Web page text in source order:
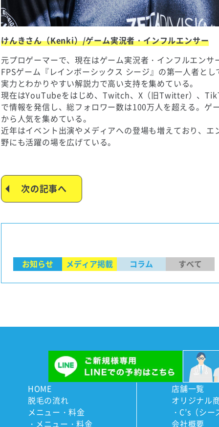
けんきさん（Kenki）/ゲーム実況者・インフルエンサー
元プロゲーマーで、現在はゲーム実況者・インフルエンサ
FPSゲーム『レインボーシックス シージ』の第一人者と
実力とわかりやすい解説力で高い支持を集めている。
現在はYouTubeをはじめ、Twitch、X（旧Twitter）、
で情報を発信し、総フォロワー数は100万人を超える。ゲ
から人気を集めている。
近年はイベント出演やメディアへの登場も増えており、
野にも活躍の場を広げている。
次の記事へ
お知らせ メディア掲載 コラム すべて
HOME
脱毛の流れ
メニュー・料金
メニュー・料金
店舗一覧
オリジナル
C’s（シー
会社概要